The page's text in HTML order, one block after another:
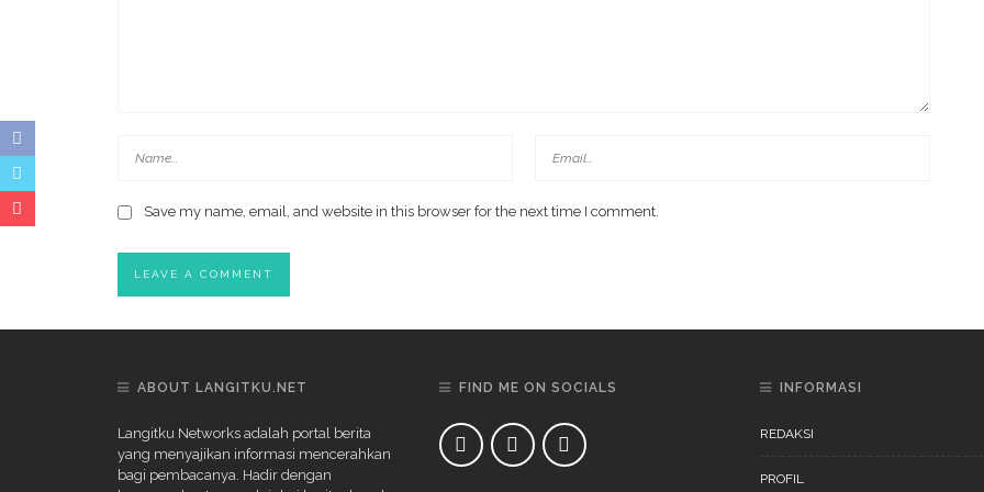
Save my name, email, and website in this browser for the next time I comment.
ABOUT LANGITKU.NET
Langitku Networks adalah portal berita
yang menyajikan informasi mencerahkan
bagi pembacanya. Hadir dengan
FIND ME ON SOCIALS INFORMASI
REDAKSI
PROFIL